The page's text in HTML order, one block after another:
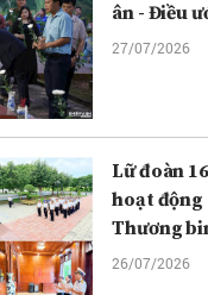
ân - Điều
27/07/2026
Lữ đoàn
hoạt động
Thương
26/07/2026